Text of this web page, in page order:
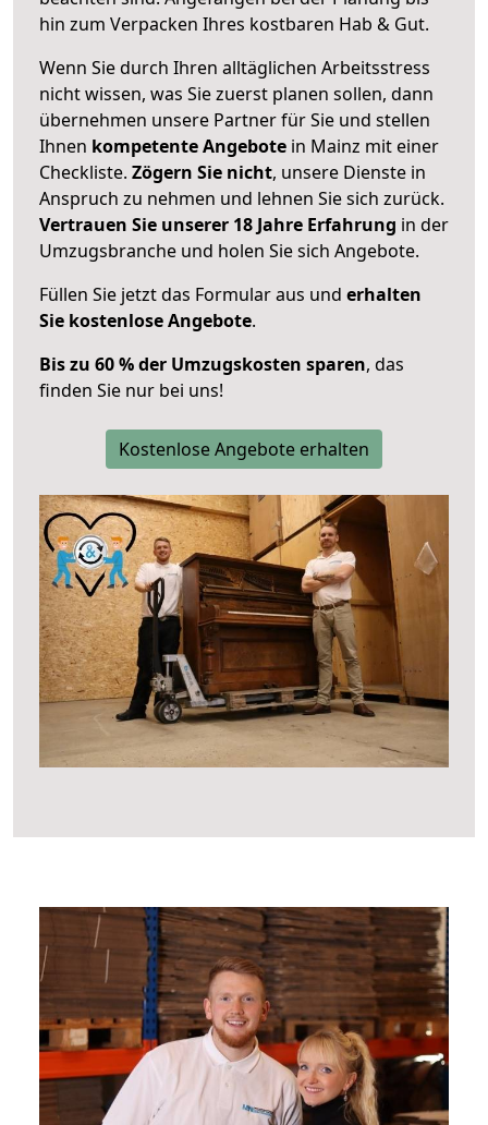
hin zum Verpacken Ihres kostbaren Hab & Gut.
Wenn Sie durch Ihren alltäglichen Arbeitsstress
nicht wissen, was Sie zuerst planen sollen, dann
übernehmen unsere Partner für Sie und stellen
Ihnen kompetente Angebote in Mainz mit einer
Checkliste. Zögern Sie nicht, unsere Dienste in
Anspruch zu nehmen und lehnen Sie sich zurück.
Vertrauen Sie unserer 18 Jahre Erfahrung in der
Umzugsbranche und holen Sie sich Angebote.
Füllen Sie jetzt das Formular aus und erhalten
Sie kostenlose Angebote.
Bis zu 60 % der Umzugskosten sparen, das
finden Sie nur bei uns!
Kostenlose Angebote erhalten